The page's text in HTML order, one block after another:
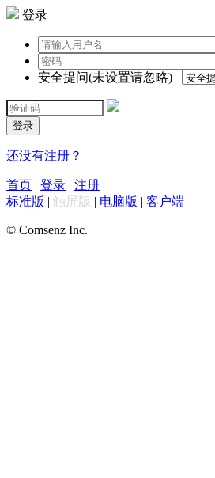
登录
安全提问(未设置请忽略)
登录
还没有注册？
首页 | 登录 | 注册
标准版 | 触屏版 | 电脑版 | 客户端
© Comsenz Inc.